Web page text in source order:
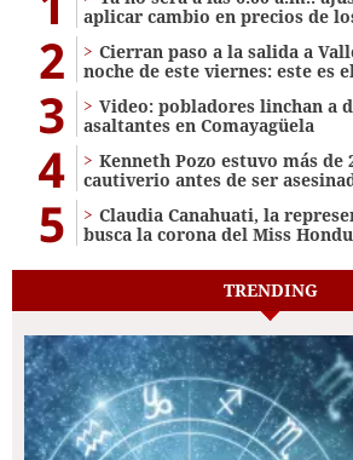
aplicar cambio en precios de
2
Cierran paso a la salida a
noche de este viernes: este es
3
Video: pobladores linchan a
asaltantes en Comayagüela
4
Kenneth Pozo estuvo más de
cautiverio antes de ser
5
Claudia Canahuati, la
busca la corona del Miss
TRENDING